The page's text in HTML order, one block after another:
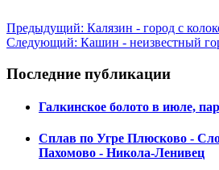
Предыдущий: Калязин - город с
Следующий: Кашин - неизвестный
Последние публикации
Галкинское болото в июле,
Сплав по Угре Плюсково -
Пахомово - Никола-Ленивец